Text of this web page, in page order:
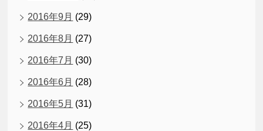
2016年9月 (29)
2016年8月 (27)
2016年7月 (30)
2016年6月 (28)
2016年5月 (31)
2016年4月 (25)